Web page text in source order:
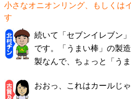
小さなオニオンリング、もしくは
す
続いて「セブンイレブン
です。「うまい棒」の製
製なんで、ちょっと「う
おおっ、これはカールじ